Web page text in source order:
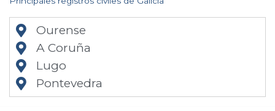
Ourense
A Coruña
Lugo
Pontevedra